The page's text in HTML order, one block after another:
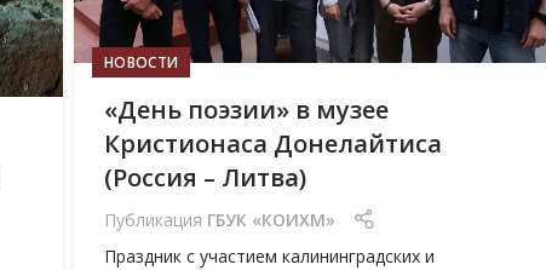
НОВОСТИ
«День поэзии» в музее
Кристионаса Донелайтиса
(Россия – Литва)
Публикация ГБУК «КОИХМ»
Праздник с участием калининградских и